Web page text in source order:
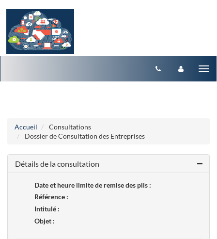
Accueil
Consultations
Dossier de Consultation des Entreprises
Détails de la consultation
Date et heure limite de remise des plis :
Référence :
Intitulé :
Objet :